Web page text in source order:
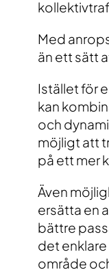
Med
än ett sätt
Istället för
kan
och
möjligt att
på ett mer
Även
ersätta en
bättre
det
område